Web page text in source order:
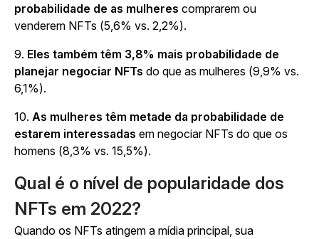
probabilidade de as mulheres comprarem ou
venderem NFTs (5,6% vs. 2,2%).
9. Eles também têm 3,8% mais probabilidade de
planejar negociar NFTs do que as mulheres (9,9% vs.
6,1%).
10. As mulheres têm metade da probabilidade de
estarem interessadas em negociar NFTs do que os
homens (8,3% vs. 15,5%).
Qual é o nível de popularidade dos
NFTs em 2022?
Quando os NFTs atingem a mídia principal, sua